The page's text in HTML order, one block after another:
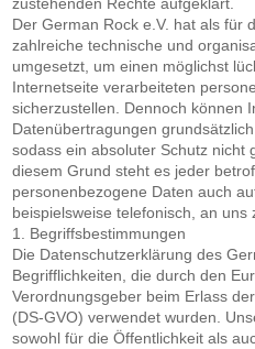
Der German Rock e.V. hat als für
zahlreiche technische und
umgesetzt, um einen möglichst
Internetseite verarbeiteten
sicherzustellen. Dennoch können
Datenübertragungen
sodass ein absoluter Schutz nicht
diesem Grund steht es jeder
personenbezogene Daten auch
beispielsweise telefonisch, an uns
1. Begriffsbestimmungen
Die Datenschutzerklärung des
Begrifflichkeiten, die durch den
Verordnungsgeber beim Erlass
(DS-GVO) verwendet wurden.
sowohl für die Öffentlichkeit als